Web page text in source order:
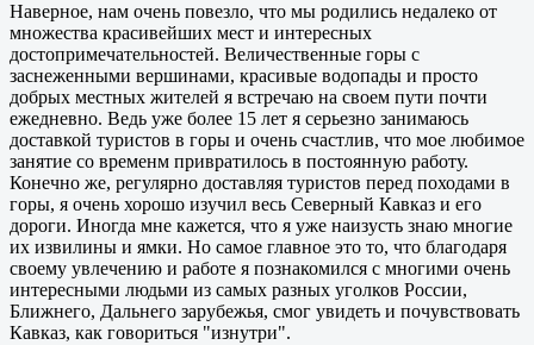
Наверное, нам очень повезло, что мы родились недалеко от
множества красивейших мест и интересных
достопримечательностей. Величественные горы с
заснеженными вершинами, красивые водопады и просто
добрых местных жителей я встречаю на своем пути почти
ежедневно. Ведь уже более 15 лет я серьезно занимаюсь
доставкой туристов в горы и очень счастлив, что мое любимое
занятие со временм привратилось в постоянную работу.
Конечно же, регулярно доставляя туристов перед походами в
горы, я очень хорошо изучил весь Северный Кавказ и его
дороги. Иногда мне кажется, что я уже наизусть знаю многие
их извилины и ямки. Но самое главное это то, что благодаря
своему увлечению и работе я познакомился с многими очень
интересными людьми из самых разных уголков России,
Ближнего, Дальнего зарубежья, смог увидеть и почувствовать
Кавказ, как говориться "изнутри".